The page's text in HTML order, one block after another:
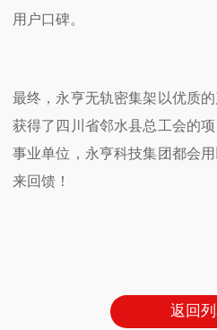
用户口碑。
最终，永亨无轨密集架以优质
获得了四川省邻水县总工会的
事业单位，永亨科技集团都会
来回馈！
返回